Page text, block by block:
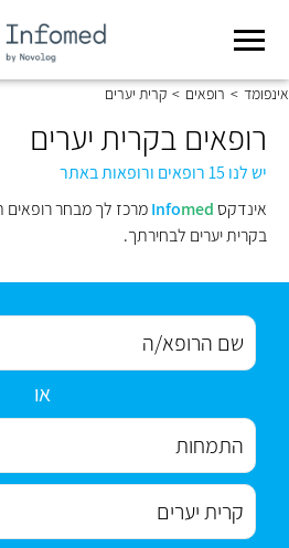
אינפומד > רופאים > קרית יערים
רופאים בקרית יערים
יש לנו 15 רופאים ורופאות באתר
אינדקס
Infomed
מרכז לך מבחר רופאים
בקרית יערים לבחירתך.
או